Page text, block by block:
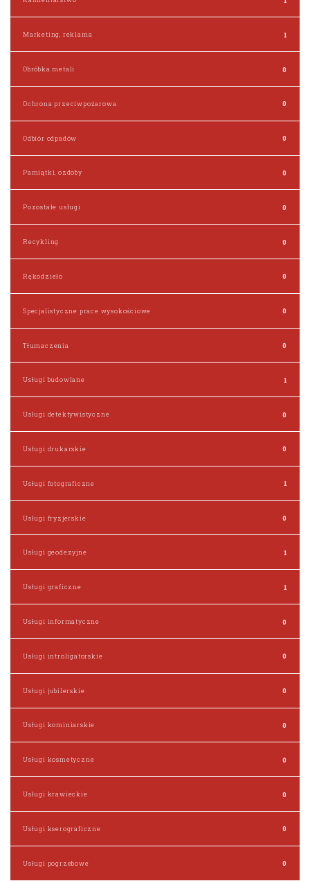
Marketing, reklama 1
Obróbka metali 0
Ochrona przeciwpożarowa 0
Odbiór odpadów 0
Pamiątki, ozdoby 0
Pozostałe usługi 0
Recykling 0
Rękodzieło 0
Specjalistyczne prace wysokościowe 0
Tłumaczenia 0
Usługi budowlane 1
Usługi detektywistyczne 0
Usługi drukarskie 0
Usługi fotograficzne 1
Usługi fryzjerskie 0
Usługi geodezyjne 1
Usługi graficzne 1
Usługi informatyczne 0
Usługi introligatorskie 0
Usługi jubilerskie 0
Usługi kominiarskie 0
Usługi kosmetyczne 0
Usługi krawieckie 0
Usługi kserograficzne 0
Usługi pogrzebowe 0